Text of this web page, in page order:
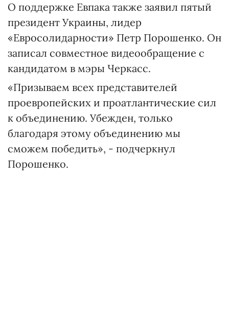
О поддержке Евпака также заявил пятый
президент Украины, лидер
«Евросолидарности» Петр Порошенко. Он
записал совместное видеообращение с
кандидатом в мэры Черкасс.
«Призываем всех представителей
проевропейских и проатлантические сил
к объединению. Убежден, только
благодаря этому объединению мы
сможем победить», - подчеркнул
Порошенко.